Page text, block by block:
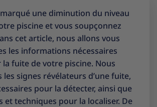
une diminution du niveau
piscine et vous soupçonnez
cet article, nous allons vous
les informations nécessaires
fuite de votre piscine. Nous
signes révélateurs d’une fuite,
pour la détecter, ainsi que
et techniques pour la localiser. De